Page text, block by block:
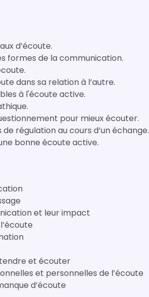
d’écoute.
formes de la communication.
dans sa relation à l’autre.
à l'écoute active.
pour mieux écouter.
régulation au cours d’un échange.
bonne écoute active.
et leur impact
et écouter
et personnelles de l’écoute
d’écoute